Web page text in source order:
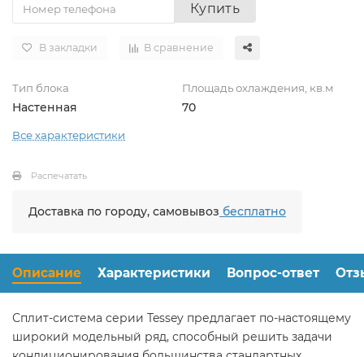
Купить
В закладки В сравнение
Тип блока
Настенная
Площадь охлаждения, кв.м
70
Все характеристики
Распечатать
Доставка по городу, самовывоз бесплатно
Описание Характеристики Вопрос-ответ
Сплит-система серии Tessey предлагает по-настоящему
широкий модельный ряд, способный решить задачи